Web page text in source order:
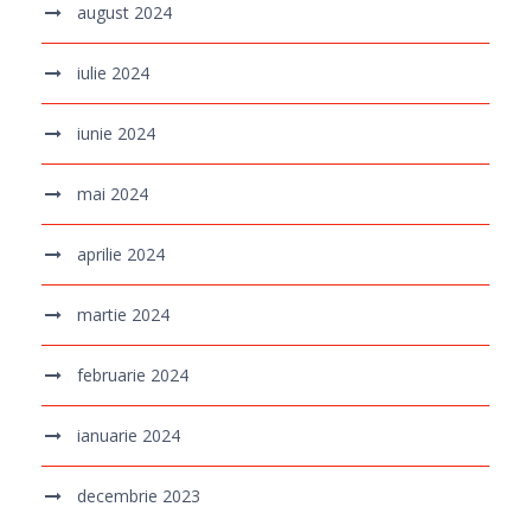
august 2024
iulie 2024
iunie 2024
mai 2024
aprilie 2024
martie 2024
februarie 2024
ianuarie 2024
decembrie 2023